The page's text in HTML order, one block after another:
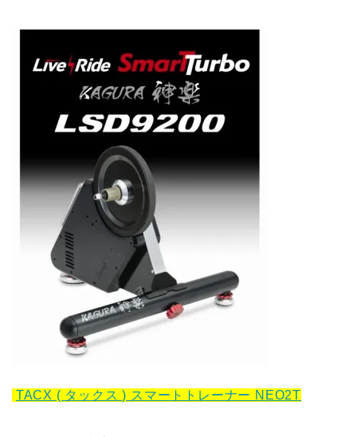
TACX ( タックス ) スマートトレーナー NEO2T